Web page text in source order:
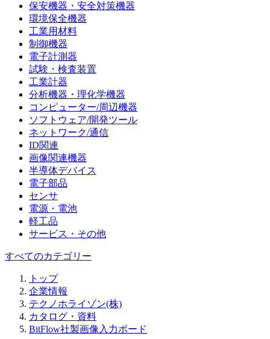
保安機器・安全対策機器
環境保全機器
工業用材料
制御機器
電子計測器
試験・検査装置
工業計器
分析機器・理化学機器
コンピューター/周辺機器
ソフトウェア/開発ツール
ネットワーク/通信
ID関連
画像関連機器
半導体デバイス
電子部品
センサ
電源・電池
軽工品
サービス・その他
すべてのカテゴリー
トップ
企業情報
テクノホライゾン(株)
カタログ・資料
BitFlow社製画像入力ボード